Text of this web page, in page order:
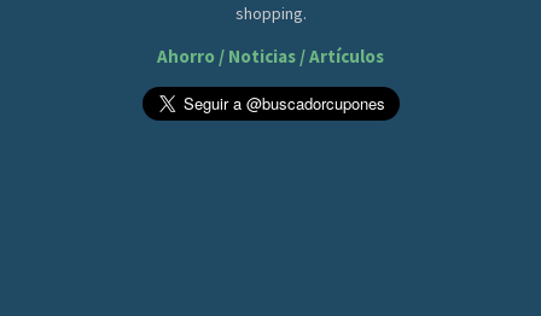
shopping.
Ahorro / Noticias / Artículos